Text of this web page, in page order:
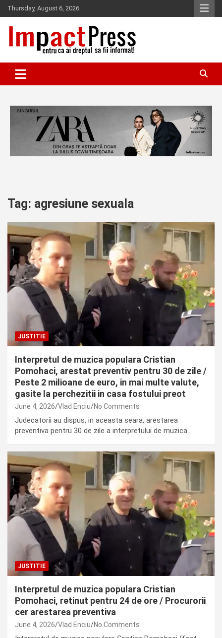
Skip
to
content
Thursday, August 6, 2026
IMPACTPRESS
Tag: agresiune sexuala
JUSTITIE
Interpretul de muzica populara Cristian
Pomohaci, arestat preventiv pentru 30 de zile /
Peste 2 milioane de euro, in mai multe valute,
gasite la perchezitii in casa fostului preot
June 4, 2026 Vlad Enciu No Comments
Judecatorii au dispus, in aceasta seara, arestarea
preventiva pentru 30 de zile a interpretului de muzica…
JUSTITIE
Interpretul de muzica populara Cristian
Pomohaci, retinut pentru 24 de ore / Procurorii
cer arestarea preventiva
June 4, 2026 Vlad Enciu No Comments